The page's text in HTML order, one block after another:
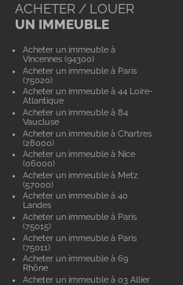
ACHETER / LOUER
UN IMMEUBLE
Acheter un immeuble à
Vincennes (94300)
Acheter un immeuble à Paris
(75020)
Acheter un immeuble à 44 Loire-
Atlantique
Acheter un immeuble à 84
Vaucluse
Acheter un immeuble à Chartres
(28000)
Acheter un immeuble à Nice
(06000)
Acheter un immeuble à Metz
(57000)
Acheter un immeuble à 40
Landes
Acheter un immeuble à Paris
(75015)
Acheter un immeuble à Paris
(75011)
Acheter un immeuble à 69
Rhône
Acheter un immeuble à 03 Allier